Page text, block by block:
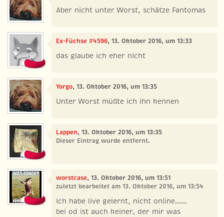
Aber nicht unter Worst, schätze Fantomas
Ex-Füchse #4596, 13. Oktober 2016, um 13:33
das glaube ich eher nicht
Yorgo, 13. Oktober 2016, um 13:35
Unter Worst müßte ich ihn kennen
Lappen, 13. Oktober 2016, um 13:35
Dieser Eintrag wurde entfernt.
worstcase, 13. Oktober 2016, um 13:51
zuletzt bearbeitet am 13. Oktober 2016, um 13:54
Ich habe live gelernt, nicht online......
bei od ist auch keiner, der mir was